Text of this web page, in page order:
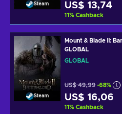
Steam US$ 13,74
11% Cashback
Steam
Mount & Blade II:
GLOBAL
GLOBAL
US$ 49,99 -68%
US$ 16,06
11% Cashback